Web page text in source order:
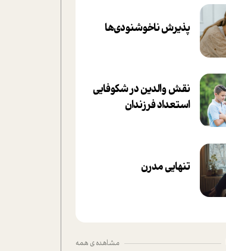
پذیرش ناخوشنودی‌ها
نقش والدین در شکوفا‌یی
ا‌ستعداد فرزندان‌
تنهایی مدرن
مشاهده ی همه